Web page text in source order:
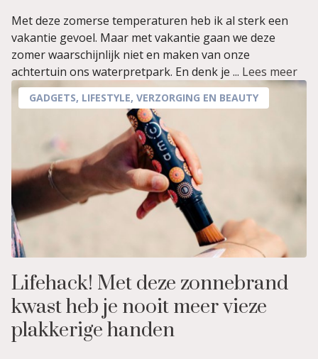
Met deze zomerse temperaturen heb ik al sterk een
vakantie gevoel. Maar met vakantie gaan we deze
zomer waarschijnlijk niet en maken van onze
achtertuin ons waterpretpark. En denk je ... Lees meer
GADGETS, LIFESTYLE, VERZORGING EN BEAUTY
Lifehack! Met deze zonnebrand
kwast heb je nooit meer vieze
plakkerige handen